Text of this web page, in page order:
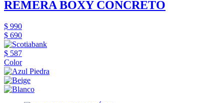
REMERA BOXY CONCRETO
$ 990
$ 690
$ 587
Color